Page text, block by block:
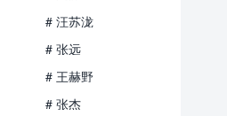
# 汪苏泷
# 张远
# 王赫野
# 张杰